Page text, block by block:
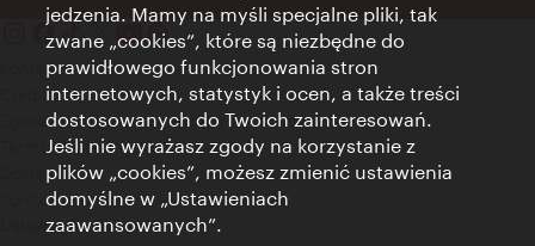
Kontakt
Credits
Zgoda na przetwarzanie danych osobowych
Terms of Use
Dostępność
Kontakt prasowy
Ustawienia cookies
jedzenia. Mamy na myśli specjalne pliki, tak
zwane „cookies”, które są niezbędne do
prawidłowego funkcjonowania stron
internetowych, statystyk i ocen, a także treści
dostosowanych do Twoich zainteresowań.
Jeśli nie wyrażasz zgody na korzystanie z
plików „cookies”, możesz zmienić ustawienia
domyślne w „Ustawieniach
zaawansowanych”.